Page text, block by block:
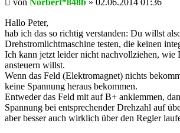
Hallo Peter,
hab ich das so richtig verstanden: Du willst
Drehstromlichtmaschine testen, die keinen
Ich kann jetzt leider nicht nachvollziehen,
ansteuern willst.
Wenn das Feld (Elektromagnet) nichts
keine Spannung heraus bekommen.
Entweder das Feld mit auf B+ anklemmen,
Spannung bei entsprechender Drehzahl auf
aber besser auch wirklich über den Regler